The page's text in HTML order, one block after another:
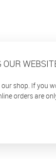
shop. If you
orders are